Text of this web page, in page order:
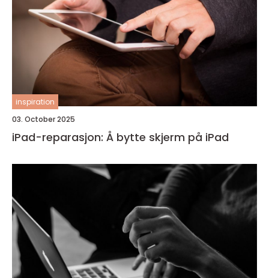
inspiration
03. October 2025
iPad-reparasjon: Å bytte skjerm på iPad